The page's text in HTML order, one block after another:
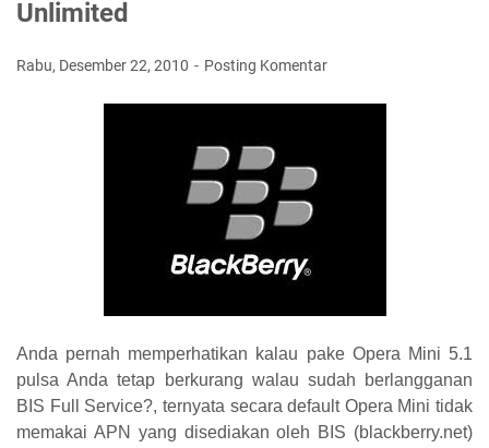
Unlimited
Rabu, Desember 22, 2010 Posting Komentar
Anda pernah memperhatikan kalau pake Opera Mini 5.1
pulsa Anda tetap berkurang walau sudah berlangganan
BIS Full Service?, ternyata secara default Opera Mini tidak
memakai APN yang disediakan oleh BIS (blackberry.net)